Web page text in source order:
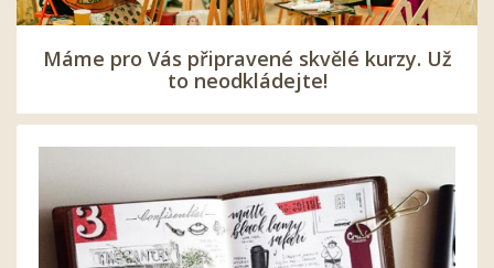
Máme pro Vás připravené skvělé kurzy. Už
to neodkládejte!